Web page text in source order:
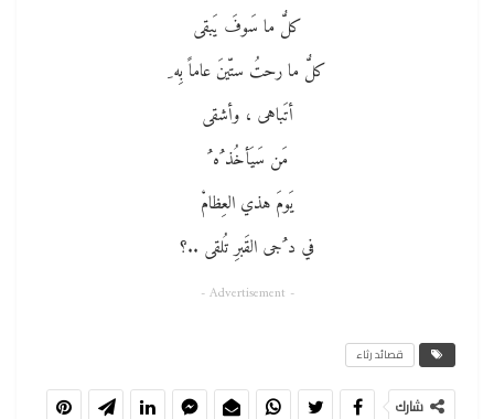
كلُّ ما سَوفَ يَبقى
كلُّ ما رحتُ ستّينَ عاماً بِه ِ
أتَباهى ، وأشقى
مَن سَيَأخُذ ُه ُ
يَومَ هذي العِظامْ
في د ُجى القَبرِ تُلقى ..؟
- Advertisement -
قصائد رثاء
شارك